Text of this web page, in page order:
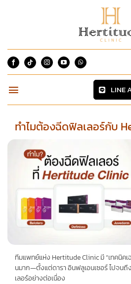
LINE
Toggle
Navigation
Home
Services
Reviews
Contact
ทําไมต้องฉีดฟิลเลอร์กับ
ทีมแพทย์แห่ง Hertitude Clinic มี “เทคนิคเ
นมาก—ตั้งแต่ดารา อินฟลูเอนเซอร์ ไปจน
เลอร์อย่างต่อเนื่อง